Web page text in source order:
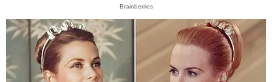
Brainberries